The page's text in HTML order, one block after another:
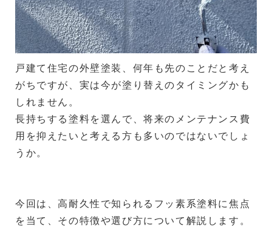
戸建て住宅の外壁塗装、何年も先のことだと考え
がちですが、実は今が塗り替えのタイミングかも
しれません。
長持ちする塗料を選んで、将来のメンテナンス費
用を抑えたいと考える方も多いのではないでしょ
うか。
今回は、高耐久性で知られるフッ素系塗料に焦点
を当て、その特徴や選び方について解説します。